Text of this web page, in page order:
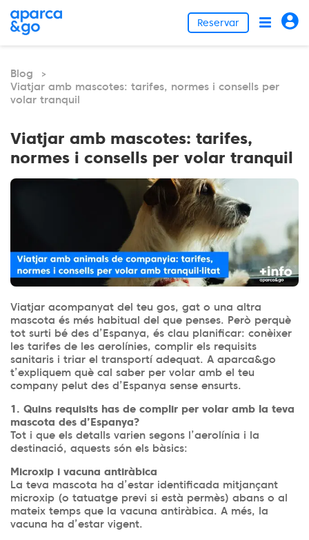
Reservar
Blog >
Viatjar amb mascotes: tarifes, normes i consells per
volar tranquil
Viatjar amb mascotes: tarifes,
normes i consells per volar tranquil
Viatjar acompanyat del teu gos, gat o una altra
mascota és més habitual del que penses. Però perquè
tot surti bé des d’Espanya, és clau planificar: conèixer
les tarifes de les aerolínies, complir els requisits
sanitaris i triar el transportí adequat. A aparca&go
t’expliquem què cal saber per volar amb el teu
company pelut des d’Espanya sense ensurts.
1. Quins requisits has de complir per volar amb la teva
mascota des d’Espanya?
Tot i que els detalls varien segons l’aerolínia i la
destinació, aquests són els bàsics:
Microxip i vacuna antiràbica
La teva mascota ha d’estar identificada mitjançant
microxip (o tatuatge previ si està permès) abans o al
mateix temps que la vacuna antiràbica. A més, la
vacuna ha d’estar vigent.